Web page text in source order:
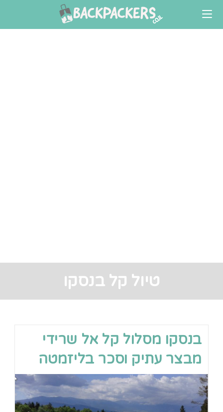
content
טיול קל בנסקו
בנסקו מסלול קל אל שרידי
מבצר עתיק וסכר בליזמטה